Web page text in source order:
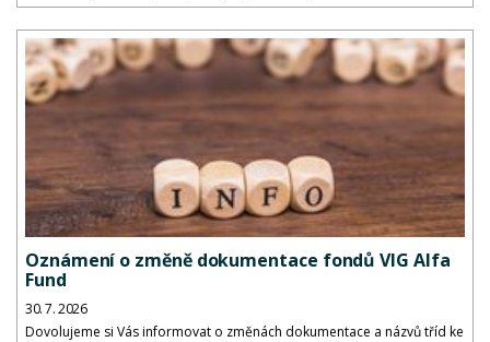
Oznámení o změně dokumentace fondů VIG Alfa
Fund
30. 7. 2026
Dovolujeme si Vás informovat o změnách dokumentace a názvů tříd ke